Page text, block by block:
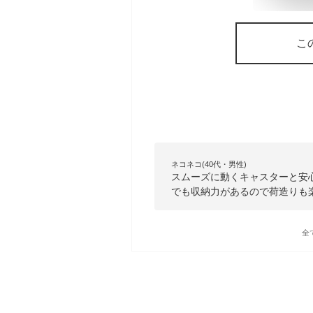
こ
ネコネコ(40代・男性)
スムーズに動くキャスターと
でも収納力があるので荷造りも
全